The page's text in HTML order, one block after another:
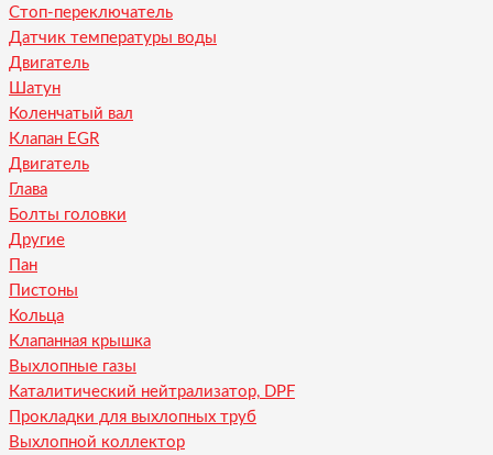
Стоп-переключатель
Датчик температуры воды
Двигатель
Шатун
Коленчатый вал
Клапан EGR
Двигатель
Глава
Болты головки
Другие
Пан
Пистоны
Кольца
Клапанная крышка
Выхлопные газы
Каталитический нейтрализатор, DPF
Прокладки для выхлопных труб
Выхлопной коллектор